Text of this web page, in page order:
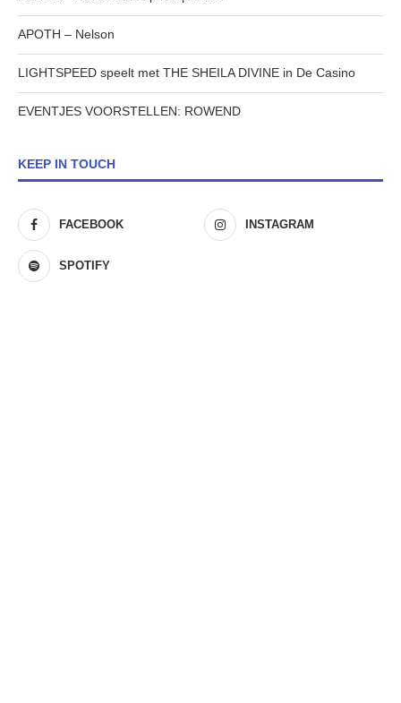
APOTH – Nelson
LIGHTSPEED speelt met THE SHEILA DIVINE in De Casino
EVENTJES VOORSTELLEN: ROWEND
KEEP IN TOUCH
FACEBOOK INSTAGRAM
SPOTIFY